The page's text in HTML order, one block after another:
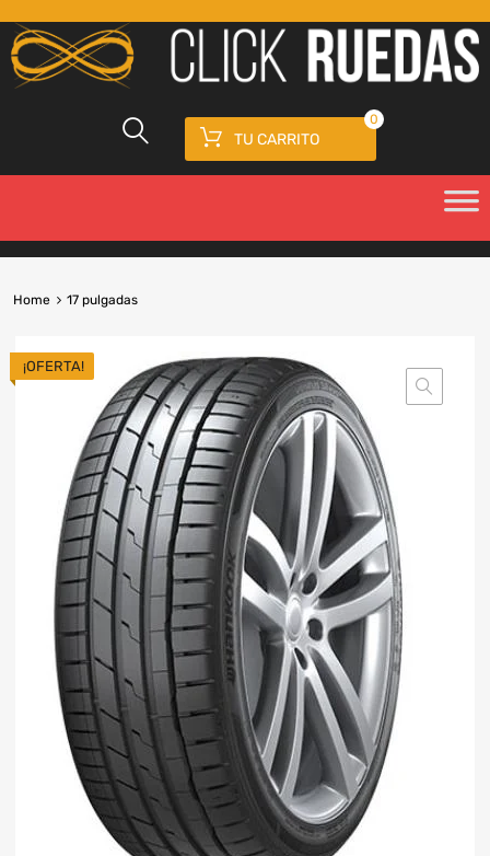
TU CARRITO
0
Home 17 pulgadas
¡OFERTA!